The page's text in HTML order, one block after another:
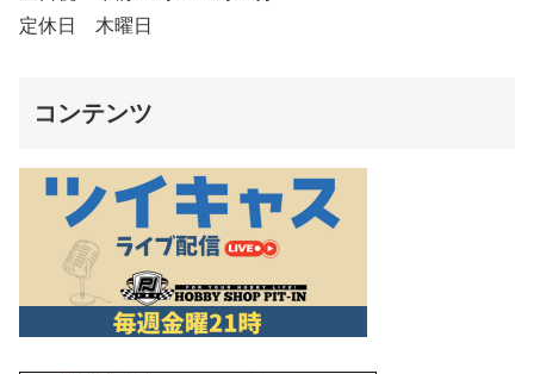
定休日 木曜日
コンテンツ